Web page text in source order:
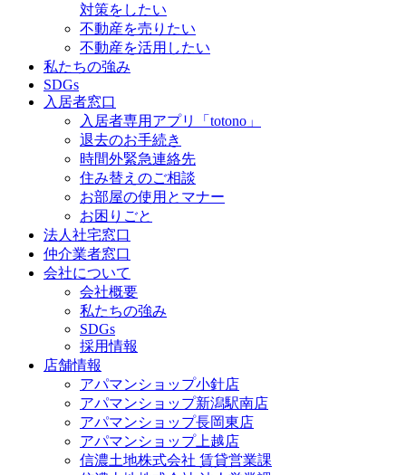
対策をしたい
不動産を売りたい
不動産を活用したい
私たちの強み
SDGs
入居者窓口
入居者専用アプリ「totono」
退去のお手続き
時間外緊急連絡先
住み替えのご相談
お部屋の使用とマナー
お困りごと
法人社宅窓口
仲介業者窓口
会社について
会社概要
私たちの強み
SDGs
採用情報
店舗情報
アパマンショップ小針店
アパマンショップ新潟駅南店
アパマンショップ長岡東店
アパマンショップ上越店
信濃土地株式会社 賃貸営業課